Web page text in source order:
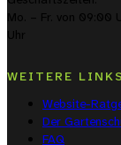
Mo. – Fr. von 09:00
Uhr
WEITERE LINKS
Website-
Der
FAQ